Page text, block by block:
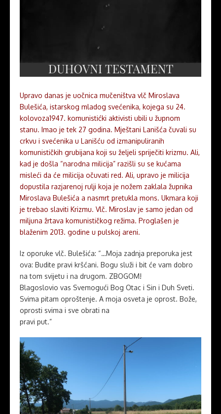
Upravo danas je uočnica mučeništva vlč Miroslava
Bulešića, istarskog mladog svećenika, kojega su 24.
kolovoza1947. komunistićki aktivisti ubili u župnom
stanu. Imao je tek 27 godina. Mještani Lanišća čuvali su
crkvu i svećenika u Lanišću od izmanipuliranih
komunističkih grubijana koji su željeli spriječiti krizmu. Ali,
kad je došla “narodna milicija” razišli su se kućama
misleći da će milicija očuvati red. Ali, upravo je milicija
dopustila razjarenoj rulji koja je nožem zaklala župnika
Miroslava Bulešića a nasmrt pretukla mons. Ukmara koji
je trebao slaviti Krizmu. Vlč. Miroslav je samo jedan od
miljuna žrtava komunističkog režima. Proglašen je
blaženim 2013. godine u pulskoj areni.
Iz oporuke vlč. Bulešića: “…Moja zadnja preporuka jest
ova: Budite pravi kršćani. Bogu služi i bit će vam dobro
na tom svijetu i na drugom. ZBOGOM!
Blagoslovio vas Svemogući Bog Otac i Sin i Duh Sveti.
Svima pitam oproštenje. A moja osveta je oprost. Bože,
oprosti svima i sve obrati na
pravi put.”